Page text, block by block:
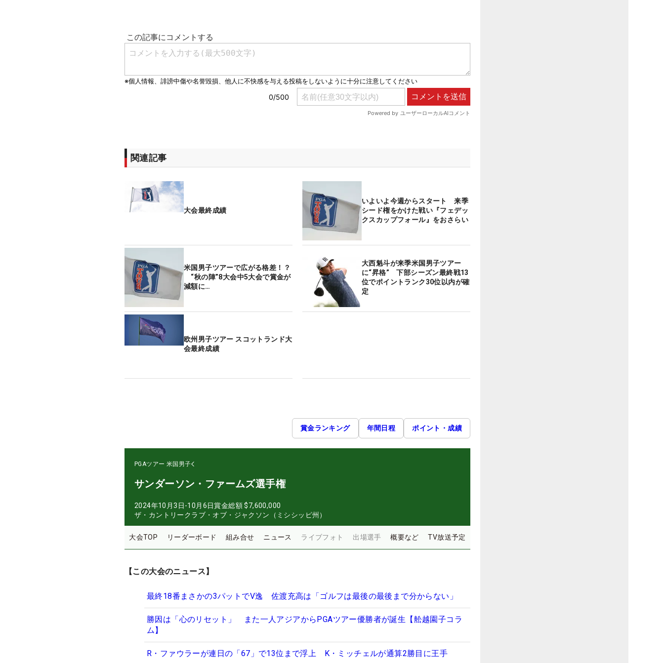
関連記事
大会最終成績
いよいよ今週からスタート 来季
シード権をかけた戦い『フェデッ
クスカップフォール』をおさらい
米国男子ツアーで広がる格差！？
“秋の陣”8大会中5大会で賞金が
減額に…
大西魁斗が来季米国男子ツアー
に“昇格” 下部シーズン最終戦13
位でポイントランク30位以内が確
定
欧州男子ツアー スコットランド大
会最終成績
賞金ランキング 年間日程 ポイント・成績
PGAツアー 米国男子
サンダーソン・ファームズ選手権
2024年10月3日-10月6日賞金総額 $7,600,000
ザ・カントリークラブ・オブ・ジャクソン（ミシシッピ州）
大会TOP リーダーボード 組み合せ ニュース ライブフォト 出場選手 概要など TV放送予定
【この大会のニュース】
最終18番まさかの3パットでV逸 佐渡充高は「ゴルフは最後の最後まで分からない」
勝因は「心のリセット」 また一人アジアからPGAツアー優勝者が誕生【舩越園子コラ
ム】
R・ファウラーが連日の「67」で13位まで浮上 K・ミッチェルが通算2勝目に王手